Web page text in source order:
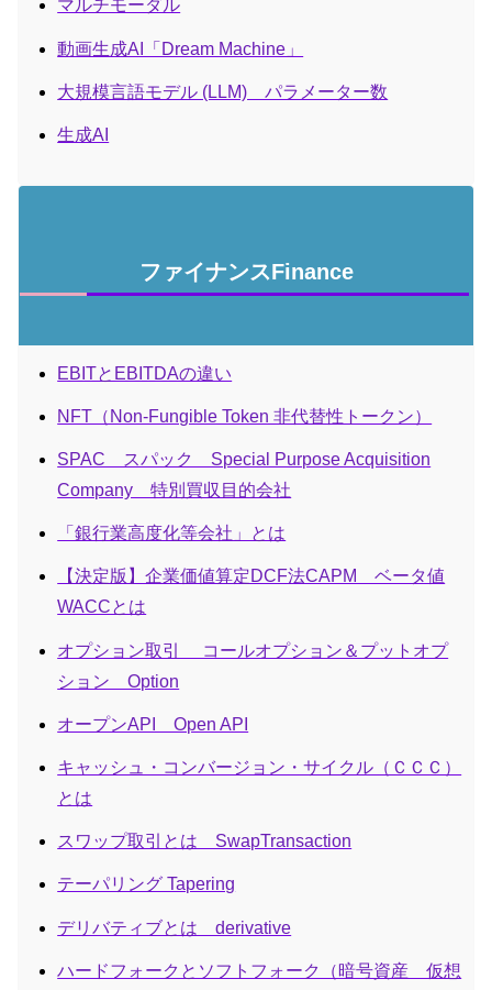
マルチモーダル
動画生成AI「Dream Machine」
大規模言語モデル (LLM) パラメーター数
生成AI
ファイナンスFinance
EBITとEBITDAの違い
NFT（Non-Fungible Token 非代替性トークン）
SPAC スパック Special Purpose Acquisition
Company 特別買収目的会社
「銀行業高度化等会社」とは
【決定版】企業価値算定DCF法CAPM ベータ値
WACCとは
オプション取引 コールオプション＆プットオプ
ション Option
オープンAPI Open API
キャッシュ・コンバージョン・サイクル（ＣＣＣ）
とは
スワップ取引とは SwapTransaction
テーパリング Tapering
デリバティブとは derivative
ハードフォークとソフトフォーク（暗号資産 仮想